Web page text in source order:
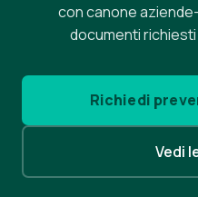
con canone
documenti
Richiedi
Vedi